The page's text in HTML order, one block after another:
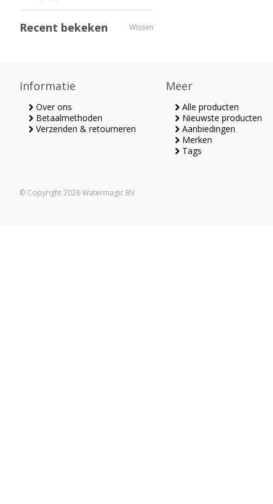
Recent bekeken Wissen
Informatie
Over ons
Betaalmethoden
Verzenden & retourneren
Meer
Alle producten
Nieuwste producten
Aanbiedingen
Merken
Tags
© Copyright 2026 Watermagic BV